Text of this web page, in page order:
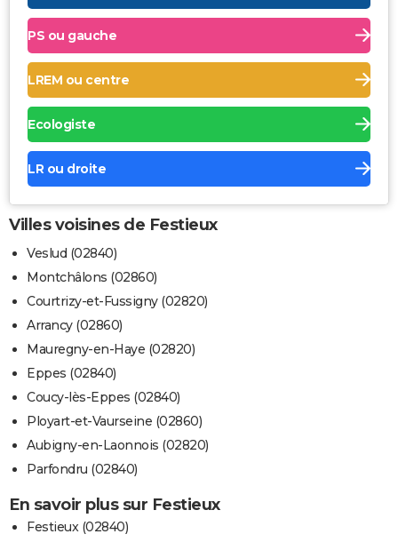
PS ou gauche
LREM ou centre
Ecologiste
LR ou droite
Villes voisines de Festieux
Veslud (02840)
Montchâlons (02860)
Courtrizy-et-Fussigny (02820)
Arrancy (02860)
Mauregny-en-Haye (02820)
Eppes (02840)
Coucy-lès-Eppes (02840)
Ployart-et-Vaurseine (02860)
Aubigny-en-Laonnois (02820)
Parfondru (02840)
En savoir plus sur Festieux
Festieux (02840)